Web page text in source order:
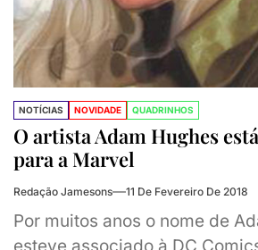
NOTÍCIAS NOVIDADE QUADRINHOS
O artista Adam Hughes
para a Marvel
Redação Jamesons 11 De Fevereiro De 2018
Por muitos anos o nome de